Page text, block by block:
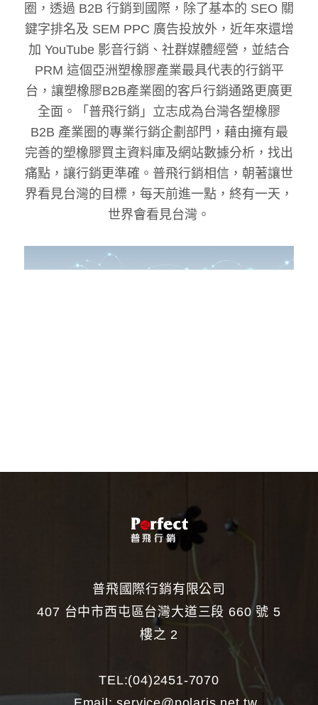
圈，透過 B2B 行銷到國際，除了基本的 SEO 關
鍵字排名及 SEM PPC 廣告投放外，近年來還增
加 YouTube 影音行銷、社群媒體經營，並結合
PRM 這個亞洲塑橡膠產業最具代表的行銷平
台，讓塑橡膠B2B產業圈的客戶行銷通路更廣更
全面。「普飛行銷」立志成為台灣各塑橡膠
B2B 產業圈的專業行銷企劃部門，藉由擁有最
完善的塑橡膠買主資料庫及網站數據分析，找出
痛點，讓行銷更準確。普飛行銷相信，朝著讓世
界看見台灣的目標，每天前進一點，終有一天，
世界會看見台灣。
普飛國際行銷有限公司
407 台中市西屯區台灣大道三段 660 號 5
樓之 2
TEL:(04)2451-7070